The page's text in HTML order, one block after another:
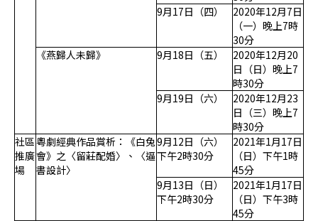
9月17日（四）
2020年12月7日
（一）晚上7時
30分
《燕歸人未歸》
9月18日（五）
2020年12月20
日（日）晚上7
時30分
9月19日（六）
2020年12月23
日（三）晚上7
時30分
社區
推廣
場
粵劇經典作品賞析：《白兔
會》之〈留莊配婚〉、〈逼
書設計〉
9月12日（六）
下午2時30分
2021年1月17日
（日）下午1時
45分
9月13日（日）
下午2時30分
2021年1月17日
（日）下午3時
45分